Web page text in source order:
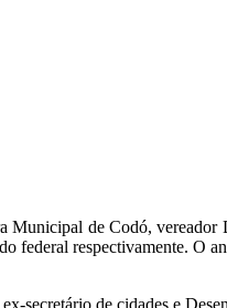
Municipal de Codó,
federal respectivamente. O
secretário de cidades e